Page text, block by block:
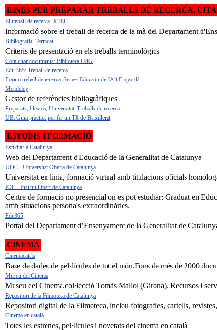
EINES PER PREPARAR TREBALLS DE RECERCA.
El treball de recerca. XTEC.
Informació sobre el treball de recerca de la mà del Departament
Bibliografia: Termcat
Criteris de presentació en els treballs terminològics
Com citar documents: Biblioteca UdG
Edu 365: Treball de recerca
Forum treball de recerca: Servei Educatiu de l'Alt Empordà
Mendeley
Gestor de referències bibliogràfiques
Preparats, Llestos, Universitat: Treballs de recerca
UB: Guia pràctica per fer un TR de Batxillerat
ESTUDIS I FORMACIÓ
Estudiar a Catalunya
Web del Departament d'Educació de la Generalitat de Catalunya
UOC - Universitat Oberta de Catalunya
Universitat en línia, formació virtual amb titulacions oficials
IOC - Institut Obert de Catalunya
Centre de formació no presencial on es pot estudiar: Graduat en
amb situacions personals extraordinàries.
Edu365
Portal del Departament d’Ensenyament de la Generalitat de
CINEMA
Cinemacatala
Base de dades de pel·lícules de tot el món.Fons de més de 2000
Museu del Cinema
Museu del Cinema.col·lecció Tomàs Mallol (Girona). Recursos i
Repositori de la Filmoteca de Catalunya
Repositori digital de la Filmoteca, inclou fotografies, cartells,
Cinema en català
Totes les estrenes, pel·lícules i novetats del cinema en català